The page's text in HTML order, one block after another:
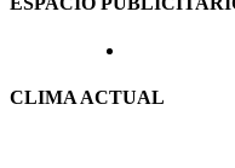
CLIMA ACTUAL